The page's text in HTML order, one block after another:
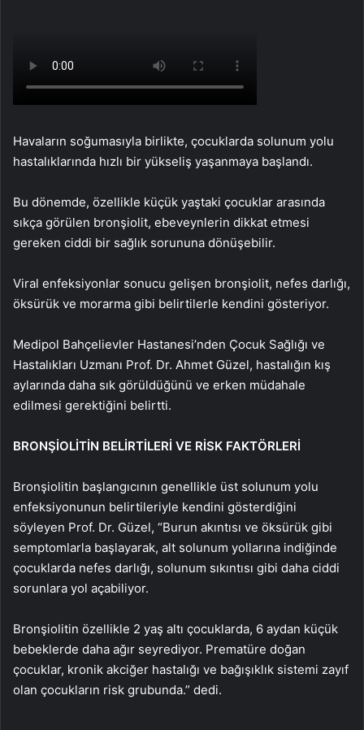
Havaların soğumasıyla birlikte, çocuklarda solunum yolu
hastalıklarında hızlı bir yükseliş yaşanmaya başlandı.
Bu dönemde, özellikle küçük yaştaki çocuklar arasında
sıkça görülen bronşiolit, ebeveynlerin dikkat etmesi
gereken ciddi bir sağlık sorununa dönüşebilir.
Viral enfeksiyonlar sonucu gelişen bronşiolit, nefes darlığı,
öksürük ve morarma gibi belirtilerle kendini gösteriyor.
Medipol Bahçelievler Hastanesi’nden Çocuk Sağlığı ve
Hastalıkları Uzmanı Prof. Dr. Ahmet Güzel, hastalığın kış
aylarında daha sık görüldüğünü ve erken müdahale
edilmesi gerektiğini belirtti.
BRONŞİOLİTİN BELİRTİLERİ VE RİSK FAKTÖRLERİ
Bronşiolitin başlangıcının genellikle üst solunum yolu
enfeksiyonunun belirtileriyle kendini gösterdiğini
söyleyen Prof. Dr. Güzel, “Burun akıntısı ve öksürük gibi
semptomlarla başlayarak, alt solunum yollarına indiğinde
çocuklarda nefes darlığı, solunum sıkıntısı gibi daha ciddi
sorunlara yol açabiliyor.
Bronşiolitin özellikle 2 yaş altı çocuklarda, 6 aydan küçük
bebeklerde daha ağır seyrediyor. Prematüre doğan
çocuklar, kronik akciğer hastalığı ve bağışıklık sistemi zayıf
olan çocukların risk grubunda.” dedi.